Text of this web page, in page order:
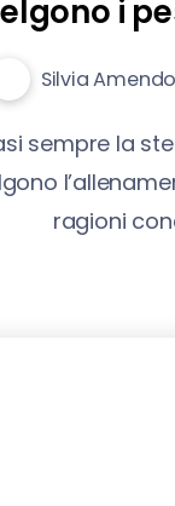
i
Silvia
sempre la
ragioni